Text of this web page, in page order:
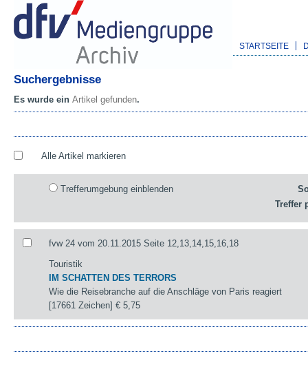
STARTSEITE
Suchergebnisse
Es wurde ein Artikel gefunden.
Alle Artikel markieren
Trefferumgebung einblenden
Treffer
fvw 24 vom 20.11.2015 Seite 12,13,14,15,16,18
Touristik
IM SCHATTEN DES TERRORS
Wie die Reisebranche auf die Anschläge von Paris reagiert
[17661 Zeichen]€ 5,75